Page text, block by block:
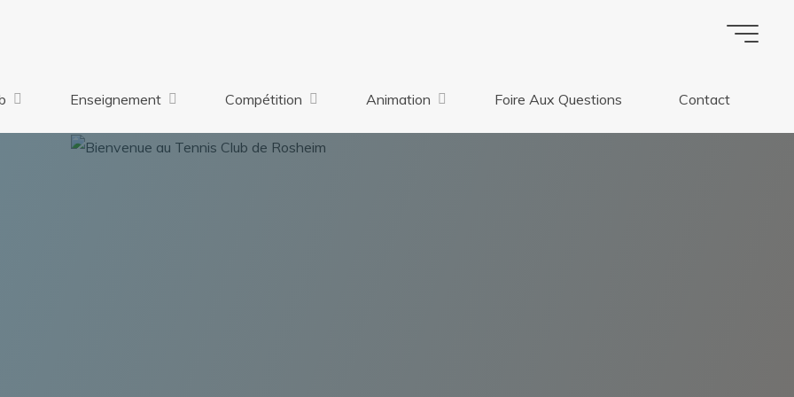
Enseignement Compétition Animation Foire Aux Questions Contact